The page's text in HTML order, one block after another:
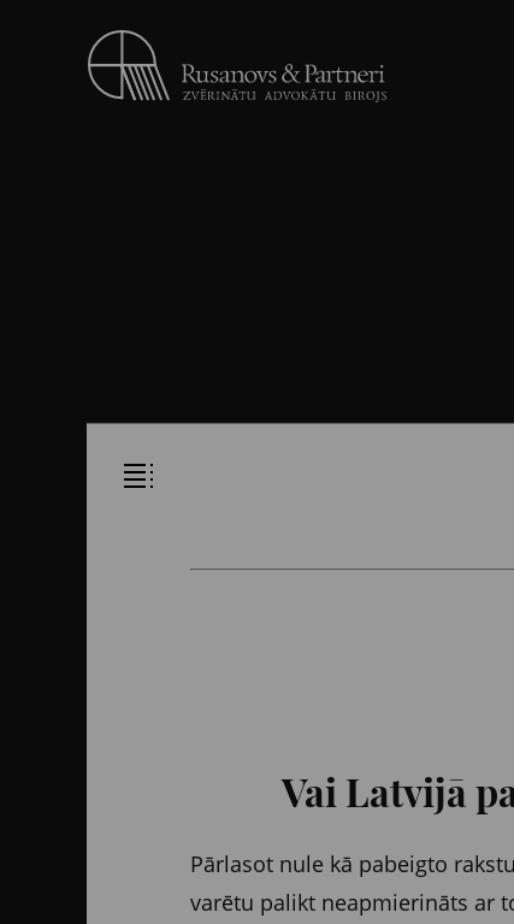
Vai Latvijā
Pārlasot nule kā pabeigto
varētu palikt neapmierināts ar